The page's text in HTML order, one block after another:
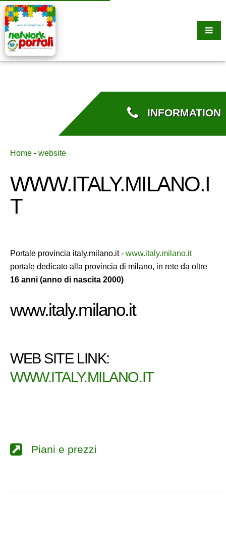
INFORMATION
Home - website
WWW.ITALY.MILANO.I
T
Portale provincia italy.milano.it - www.italy.milano.it
portale dedicato alla provincia di milano, in rete da oltre
16 anni (anno di nascita 2000)
www.italy.milano.it
WEB SITE LINK:
WWW.ITALY.MILANO.IT
Piani e prezzi